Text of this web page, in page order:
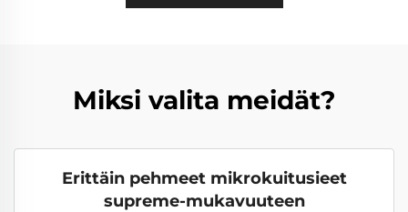
Miksi valita meidät?
Erittäin pehmeet mikrokuitusieet
supreme-mukavuuteen